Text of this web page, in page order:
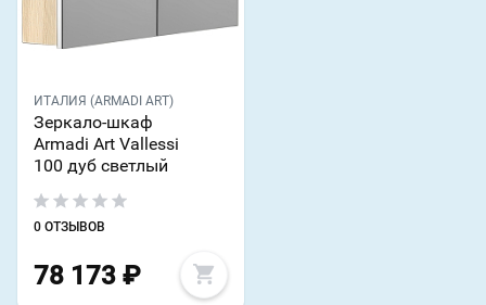
ИТАЛИЯ (ARMADI ART)
Зеркало-шкаф
Armadi Art Vallessi
100 дуб светлый
0 ОТЗЫВОВ
78 173 ₽